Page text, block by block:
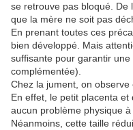
se retrouve pas bloqué. De
que la mère ne soit pas
En prenant toutes ces
bien développé. Mais
suffisante pour garantir
complémentée).
Chez la jument, on
En effet, le petit placenta
aucun problème physique à
Néanmoins, cette taille